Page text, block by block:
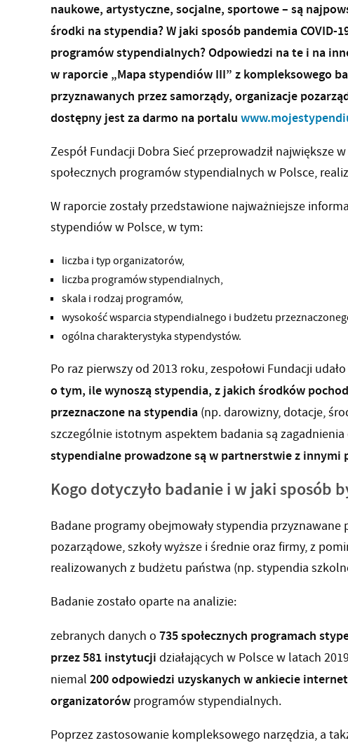
naukowe, artystyczne, socjalne, sportowe – są
środki na stypendia? W jaki sposób pandemia COVID-
programów stypendialnych? Odpowiedzi na te i na
w raporcie „Mapa stypendiów III” z kompleksowego
przyznawanych przez samorządy, organizacje
dostępny jest za darmo na portalu
Zespół Fundacji Dobra Sieć przeprowadził największe
społecznych programów stypendialnych w Polsce,
W raporcie zostały przedstawione najważniejsze
stypendiów w Polsce, w tym:
liczba i typ organizatorów,
liczba programów stypendialnych,
skala i rodzaj programów,
wysokość wsparcia stypendialnego i budżetu
ogólna charakterystyka stypendystów.
Po raz pierwszy od 2013 roku, zespołowi Fundacji
o tym, ile wynoszą stypendia, z jakich środków
przeznaczone na stypendia (np. darowizny, dotacje,
szczególnie istotnym aspektem badania są
stypendialne prowadzone są w partnerstwie z innymi
Kogo dotyczyło badanie i w jaki sposób
Badane programy obejmowały stypendia przyznawane
pozarządowe, szkoły wyższe i średnie oraz firmy, z
realizowanych z budżetu państwa (np. stypendia
Badanie zostało oparte na analizie:
zebranych danych o 735 społecznych programach
przez 581 instytucji działających w Polsce w latach
niemal 200 odpowiedzi uzyskanych w ankiecie
organizatorów programów stypendialnych.
Poprzez zastosowanie kompleksowego narzędzia, a